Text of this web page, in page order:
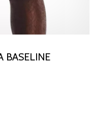
BASELINE